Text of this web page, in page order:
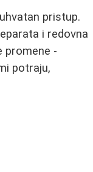
pristup.
i redovna
promene -
potraju,